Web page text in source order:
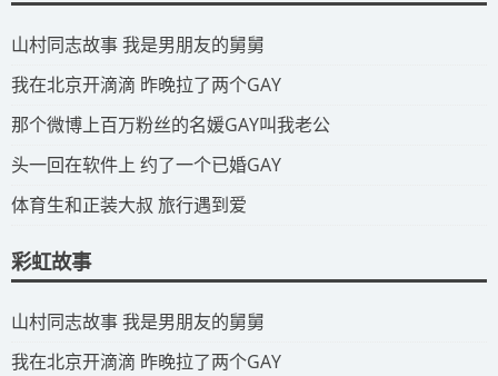
​山村同志故事 我是男朋友的舅舅
​我在北京开滴滴 昨晚拉了两个GAY
​那个微博上百万粉丝的名媛GAY叫我老公
​头一回在软件上 约了一个已婚GAY
​体育生和正装大叔 旅行遇到爱
彩虹故事
​山村同志故事 我是男朋友的舅舅
​我在北京开滴滴 昨晚拉了两个GAY